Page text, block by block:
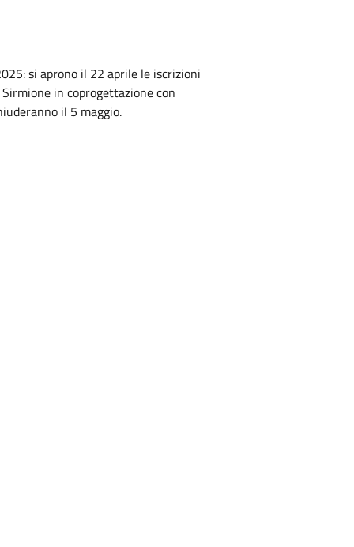
si aprono il 22 aprile le iscrizioni
in coprogettazione con
il 5 maggio.